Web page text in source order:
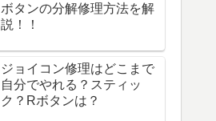
ボタンの分解修理方法を解
説！！
ジョイコン修理はどこまで
自分でやれる？スティッ
ク？Rボタンは？